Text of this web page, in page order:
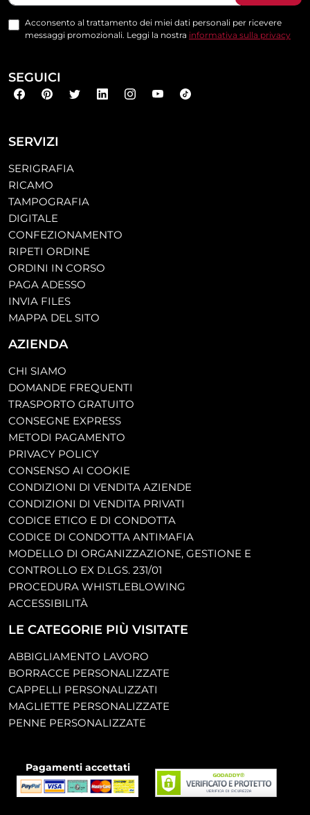
SERVIZI
SERIGRAFIA
RICAMO
TAMPOGRAFIA
DIGITALE
CONFEZIONAMENTO
RIPETI ORDINE
ORDINI IN CORSO
PAGA ADESSO
INVIA FILES
MAPPA DEL SITO
AZIENDA
CHI SIAMO
DOMANDE FREQUENTI
TRASPORTO GRATUITO
CONSEGNE EXPRESS
METODI PAGAMENTO
PRIVACY POLICY
CONSENSO AI COOKIE
CONDIZIONI DI VENDITA AZIENDE
CONDIZIONI DI VENDITA PRIVATI
CODICE ETICO E DI CONDOTTA
CODICE DI CONDOTTA ANTIMAFIA
MODELLO DI ORGANIZZAZIONE, GESTIONE E
CONTROLLO EX D.LGS. 231/01
PROCEDURA WHISTLEBLOWING
ACCESSIBILITÀ
LE CATEGORIE PIÙ VISITATE
ABBIGLIAMENTO LAVORO
BORRACCE PERSONALIZZATE
CAPPELLI PERSONALIZZATI
MAGLIETTE PERSONALIZZATE
PENNE PERSONALIZZATE
Acconsento al trattamento dei miei dati personali per ricevere
messaggi promozionali. Leggi la nostra informativa sulla privacy
SEGUICI
Pagamenti accettati